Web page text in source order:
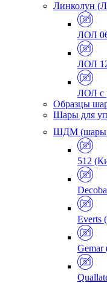
Линколун
ЛОЛ
ЛОЛ
ЛОЛ с
Образцы
Шары для
ШДМ (шары
512
Everts
Gemar